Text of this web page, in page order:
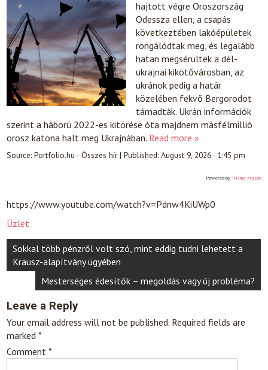
hajtott végre Oroszország
Odessza ellen, a csapás
következtében lakóépületek
rongálódtak meg, és legalább
hatan megsérültek a dél-
ukrajnai kikötővárosban, az
ukránok pedig a határ
közelében fekvő Bergorodot
támadták. Ukrán információk
szerint a háború 2022-es kitörése óta majdnem másfélmillió
orosz katona halt meg Ukrajnában. Read more »
Source:Portfolio.hu - Összes hír|Published:August 9, 2026 - 1:45 pm
Powered by Theme Mason
https://www.youtube.com/watch?v=Pdnw4KiUWp0
Üzlet
Post
navigation
Sokkal több pénzről volt szó, mint eddig tudni lehetett a
Krausz-alapítvány ügyében
Mesterséges édesítők – megoldás vagy új probléma?
Leave a Reply
Your email address will not be published. Required fields are
marked*
Comment*